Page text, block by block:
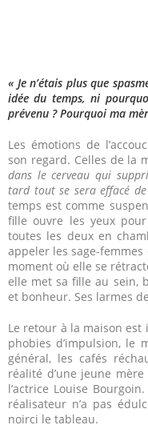
« Je n’étais plus que
idée du temps, ni
prévenu ? Pourquoi ma
Les émotions de
son regard. Celles de la
dans le cerveau qui
tard tout se sera effacé
temps est comme
fille ouvre les yeux
toutes les deux en
appeler les sage-
moment où elle se
elle met sa fille au sein,
et bonheur. Ses larmes
Le retour à la maison
phobies d’impulsion, le
général, les cafés
réalité d’une jeune
l’actrice Louise
réalisateur n’a pas
noirci le tableau.